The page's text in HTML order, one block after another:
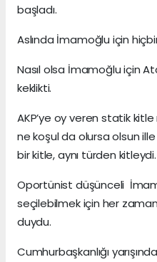
başladı.
Aslında İmamoğlu için
Nasıl olsa İmamoğlu için
keklikti.
AKP’ye oy veren statik
ne koşul da olursa olsun
bir kitle, aynı türden kitleydi.
Oportünist düşünceli
seçilebilmek için her
duydu.
Cumhurbaşkanlığı